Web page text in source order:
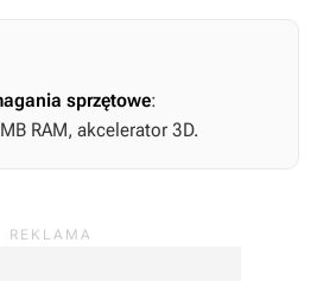
sprzętowe:
RAM, akcelerator 3D.